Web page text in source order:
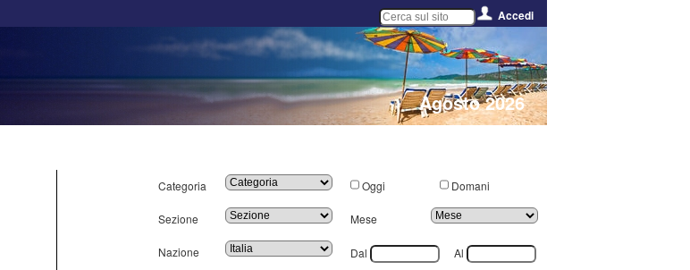
Accedi
Agosto 2026
Categoria
Sezione
Nazione
Oggi Domani
Mese
Dal Al